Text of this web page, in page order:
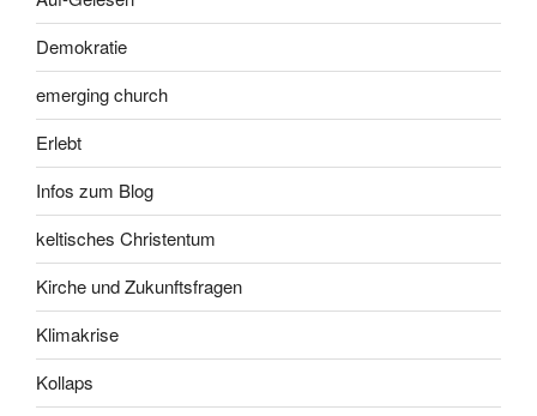
Demokratie
emerging church
Erlebt
Infos zum Blog
keltisches Christentum
Kirche und Zukunftsfragen
Klimakrise
Kollaps